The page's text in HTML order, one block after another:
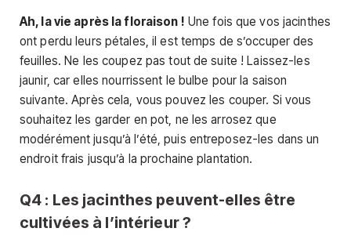
Ah, la vie après la floraison ! Une fois que vos jacinthes
ont perdu leurs pétales, il est temps de s’occuper des
feuilles. Ne les coupez pas tout de suite ! Laissez-les
jaunir, car elles nourrissent le bulbe pour la saison
suivante. Après cela, vous pouvez les couper. Si vous
souhaitez les garder en pot, ne les arrosez que
modérément jusqu’à l’été, puis entreposez-les dans un
endroit frais jusqu’à la prochaine plantation.
Q4 : Les jacinthes peuvent-elles être
cultivées à l’intérieur ?